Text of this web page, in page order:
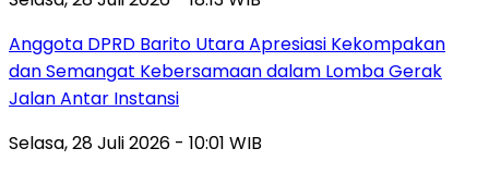
Anggota DPRD Barito Utara Apresiasi Kekompakan
dan Semangat Kebersamaan dalam Lomba Gerak
Jalan Antar Instansi
Selasa, 28 Juli 2026 - 10:01 WIB